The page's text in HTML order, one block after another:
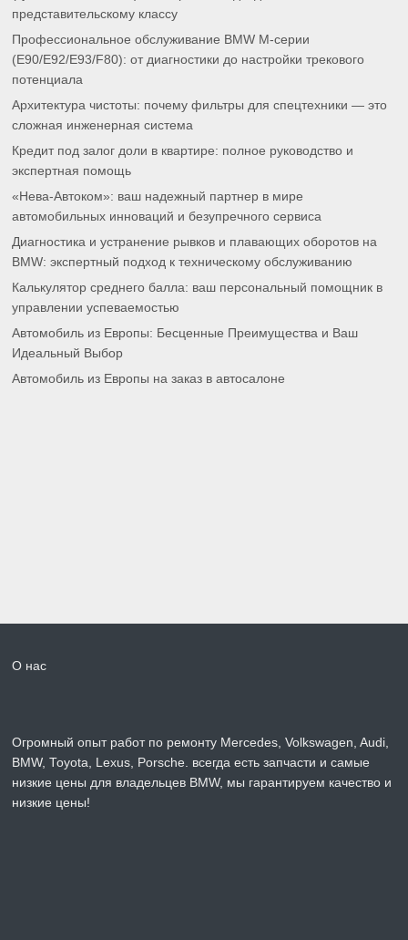
Профессиональное обслуживание BMW M-серии
(E90/E92/E93/F80): от диагностики до настройки трекового
потенциала
Архитектура чистоты: почему фильтры для спецтехники — это
сложная инженерная система
Кредит под залог доли в квартире: полное руководство и
экспертная помощь
«Нева-Автоком»: ваш надежный партнер в мире
автомобильных инноваций и безупречного сервиса
Диагностика и устранение рывков и плавающих оборотов на
BMW: экспертный подход к техническому обслуживанию
Калькулятор среднего балла: ваш персональный помощник в
управлении успеваемостью
Автомобиль из Европы: Бесценные Преимущества и Ваш
Идеальный Выбор
Автомобиль из Европы на заказ в автосалоне
BMW, Toyota, Lexus, Porsche. всегда есть запчасти и самые
низкие цены для владельцев BMW, мы гарантируем качество и
низкие цены!